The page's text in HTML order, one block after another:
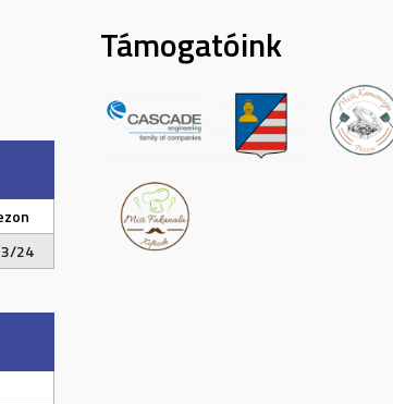
24
Támogatóink